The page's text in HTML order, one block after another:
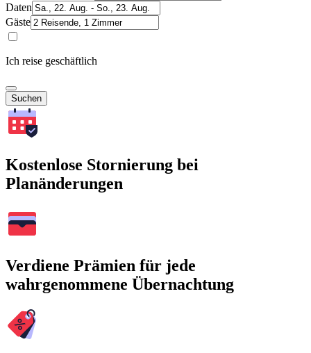
Daten
Gäste
Ich reise geschäftlich
Suchen
Kostenlose Stornierung bei
Planänderungen
Verdiene Prämien für jede
wahrgenommene Übernachtung